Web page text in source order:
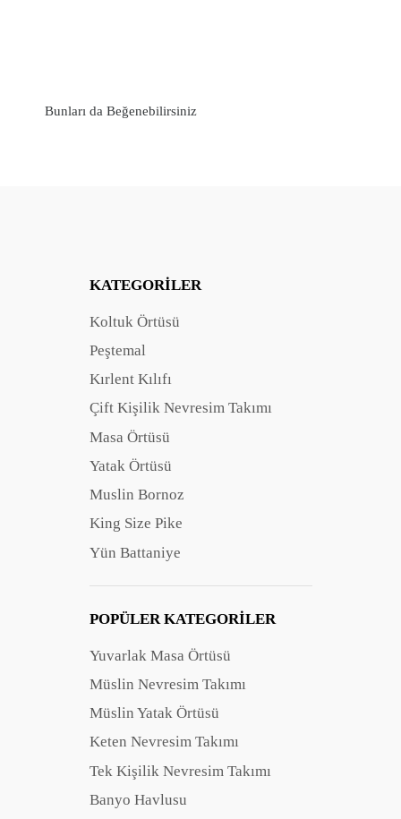
Bunları da Beğenebilirsiniz
KATEGORILER
Koltuk Örtüsü
Peştemal
Kırlent Kılıfı
Çift Kişilik Nevresim Takımı
Masa Örtüsü
Yatak Örtüsü
Muslin Bornoz
King Size Pike
Yün Battaniye
POPÜLER KATEGORILER
Yuvarlak Masa Örtüsü
Müslin Nevresim Takımı
Müslin Yatak Örtüsü
Keten Nevresim Takımı
Tek Kişilik Nevresim Takımı
Banyo Havlusu